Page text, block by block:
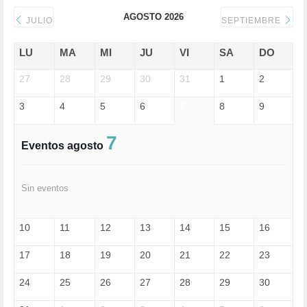
DONALD TRUMP (81)
EDGAR MORIN (1)
EMIGRACIÓN (4)
ESPECULACIÓN (2)
FELICIDAD (1)
FRANCISCO (5)
GUERRA (133)
HUMOR (1)
IA (1)
JULIO AGOSTO 2026 SEPTIEMBRE
LU MA MI JU VI SA DO
27 28 29 30 31 1 2
3 4 5 6 8 9
Eventos agosto 7
Sin eventos
10 11 12 13 14 15 16
17 18 19 20 21 22 23
24 25 26 27 28 29 30